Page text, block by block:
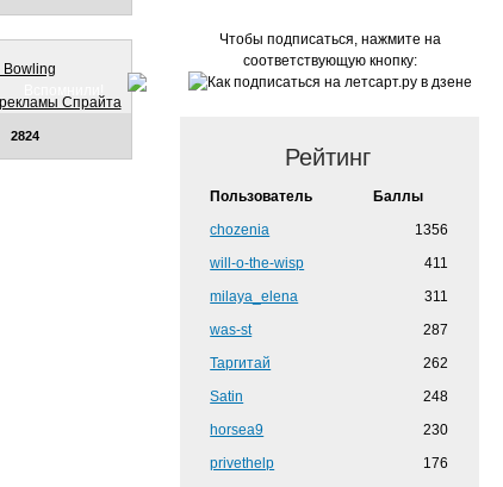
Bowling
2824
Чтобы подписаться, нажмите на
соответствующую кнопку:
Рейтинг
Пользователь
Баллы
chozenia
1356
will-o-the-wisp
411
milaya_elena
311
was-st
287
Таргитай
262
Satin
248
horsea9
230
privethelp
176